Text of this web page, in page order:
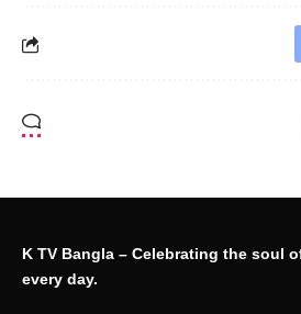
K TV Bangla – Celebrating the soul
every day.